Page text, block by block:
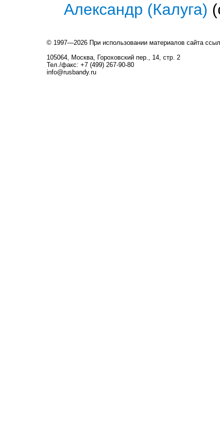
Александр (Калуга)
© 1997—2026 При использовании материалов сайта
105064, Москва, Гороховский пер., 14, стр. 2
Тел./факс: +7 (499) 267-90-80
info@rusbandy.ru